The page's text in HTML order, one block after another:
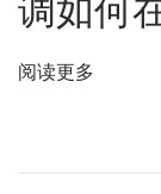
级
通
阅读更多